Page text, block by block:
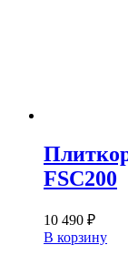
FSC200
10 490 ₽
В корзину